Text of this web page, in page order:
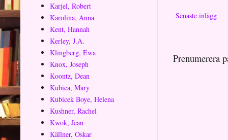
Senaste inlägg
Prenumerera
Karjel, Robert
Karolina, Anna
Kent, Hannah
Kerley, J.A.
Klingberg, Ewa
Knox, Joseph
Koontz, Dean
Kubica, Mary
Kubicek Boye, Helena
Kushner, Rachel
Kwok, Jean
Källner, Oskar